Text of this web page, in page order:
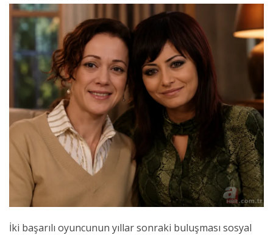
İki başarılı oyuncunun yıllar sonraki buluşması sosyal